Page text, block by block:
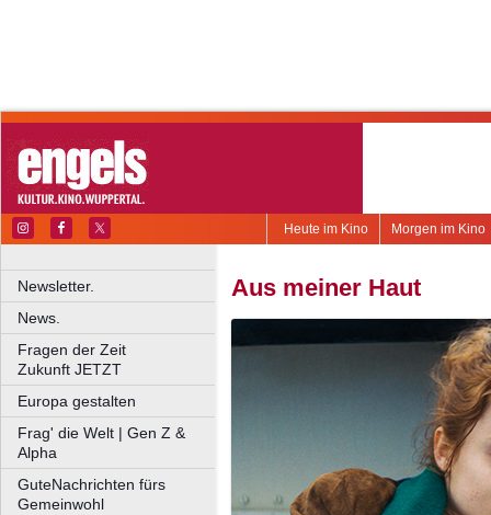
Morgen im Kino
Heute im Kino
Newsletter.
News.
Fragen der Zeit
Zukunft JETZT
Europa gestalten
Frag' die Welt | Gen Z &
Alpha
GuteNachrichten fürs
Gemeinwohl
Aus meiner Haut